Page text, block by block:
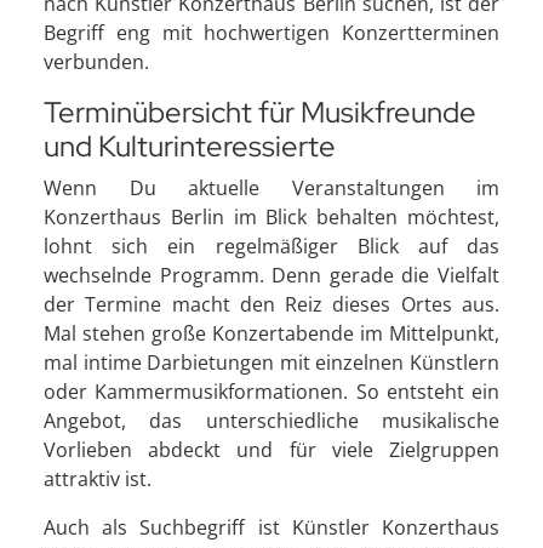
Begriff eng mit hochwertigen Konzertterminen
verbunden.
Terminübersicht für Musikfreunde
und Kulturinteressierte
Wenn Du aktuelle Veranstaltungen im
Konzerthaus Berlin im Blick behalten möchtest,
lohnt sich ein regelmäßiger Blick auf das
wechselnde Programm. Denn gerade die Vielfalt
der Termine macht den Reiz dieses Ortes aus.
Mal stehen große Konzertabende im Mittelpunkt,
mal intime Darbietungen mit einzelnen Künstlern
oder Kammermusikformationen. So entsteht ein
Angebot, das unterschiedliche musikalische
Vorlieben abdeckt und für viele Zielgruppen
attraktiv ist.
Auch als Suchbegriff ist Künstler Konzerthaus